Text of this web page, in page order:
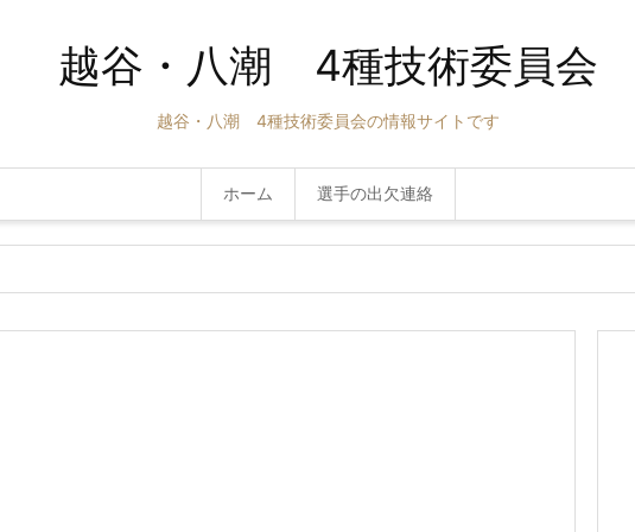
越谷・八潮 4種技術委員会
越谷・八潮 4種技術委員会の情報サイトです
ホーム 選手の出欠連絡